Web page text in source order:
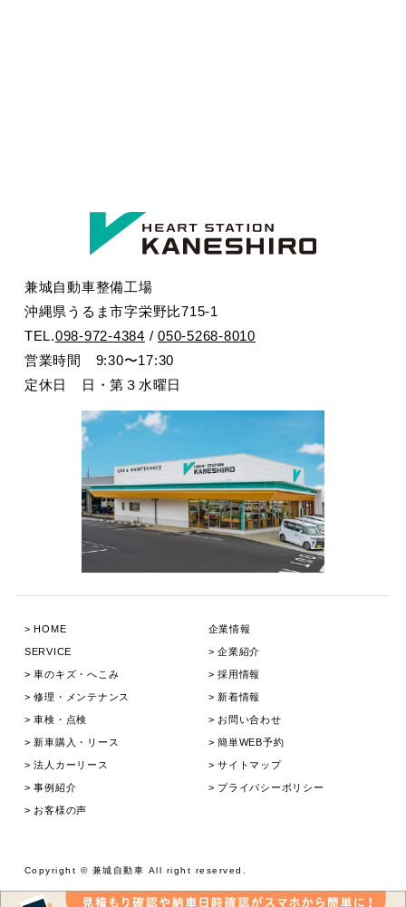
兼城自動車整備工場
沖縄県うるま市字栄野比715-1
TEL.098-972-4384 /050-5268-8010
営業時間 9:30〜17:30
定休日 日・第３水曜日
HOME
SERVICE
⾞のキズ・へこみ
修理・メンテナンス
⾞検・点検
新⾞購⼊・リース
法人カーリース
事例紹介
お客様の声
企業情報
企業紹介
採用情報
新着情報
お問い合わせ
簡単WEB予約
サイトマップ
プライバシーポリシー
Copyright © 兼城⾃動⾞ All right reserved.